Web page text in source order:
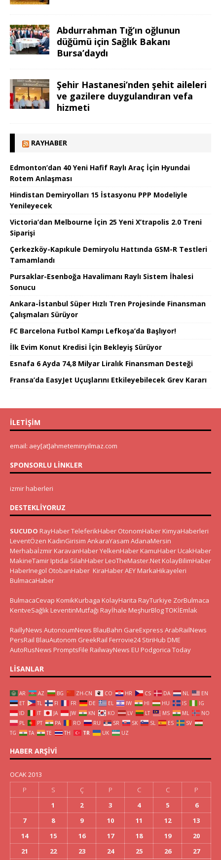
Abdurrahman Tığ’ın oğlunun
düğümü için Sağlık Bakanı
Bursa’daydı
Şehir Hastanesi’nden şehit aileleri
ve gazilere duygulandıran vefa
hizmeti
RAYHABER
Edmonton’dan 40 Yeni Hafif Raylı Araç İçin Hyundai
Rotem Anlaşması
Hindistan Demiryolları 15 İstasyonu PPP Modeliyle
Yenileyecek
Victoria’dan Melbourne İçin 25 Yeni X’trapolis 2.0 Treni
Siparişi
Çerkezköy-Kapıkule Demiryolu Hattında GSM-R Testleri
Tamamlandı
Pursaklar-Esenboğa Havalimanı Raylı Sistem İhalesi
Sonucu
Ankara-İstanbul Süper Hızlı Tren Projesinde Finansman
Çalışmaları Sürüyor
FC Barcelona Futbol Kampı Lefkoşa’da Başlıyor!
İlk Evim Konut Kredisi İçin Bekleyiş Sürüyor
Esnafa 6 Ayda 74,8 Milyar Liralık Finansman Desteği
Fransa’da EasyJet Uçuşlarını Etkileyebilecek Grev Kararı
İLETIŞIM
email: aey[at]ahmeteminyilmaz.com
SPONSORLU LINKLER
izmir haberleri
DESTEKLIYORUZ
SUCUDO RayHaberTeleferikHaber OtonomHaber KimyaHaberleri
LeventÖzen KadinGirisim AnkaraYasam AdanaMersin
Merhabaİzmir KaravanHaberYelkenHaber KamuHaber UcakHaber
MakineTamir Iptidai SilahHaber LeoTheMaster.Net KolayBilimHaber
HaberInegol OtobanHaber KiraHaberAEY MarkaHikayeleri
BulmacaHaber
BulmacaCevap KomikKurbaga KolayHarita RayTurkiye ZorBulmaca
KentveSağlık LeventinMutfağı Rayİhale MeşhurBlogTOKİEmlak
RaillyNews AutonoumNews BlauBahn GareExpress ArabRailNews
PersRail BlauAutonom GreekRail Ferrovie24 StiriHub DME
AutoRusNews PromptsFile RailwayNews EU Podgorica Today
LISANLAR
AR AZ BG ZH-CN CO HR CS DA NL
EN
ET
TL FI FR DE EL IW HI HU IS
IG
ID
IT JA JW KN KO LV LT MS ML
NO
PL
PT PA RO RU SR SK SL ES
SV
TG
TA TE TH TR UK UZ
HABER ARŞIVI
OCAK 2013
P
S Ç P C C
P
1
2 3 4 5
6
7
8 9 10 11 12
13
14
15 16 17 18 19
20
21
22 23 24 25 26 27